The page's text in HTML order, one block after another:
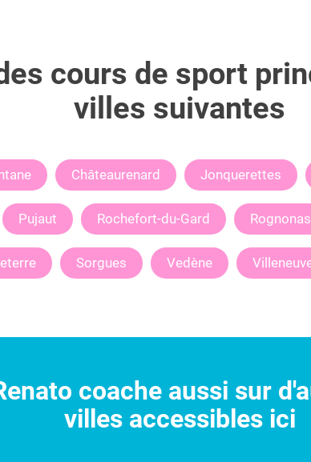
cours de sport
villes suivantes
Châteaurenard Jonquerettes
Pujaut Rochefort-du-Gard Rognonas
Sorgues Vedène
coache aussi sur
villes accessibles ici